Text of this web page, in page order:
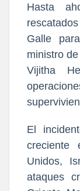
Hasta
Galle
ministro
Vijitha
El
creciente
Unidos,
ataques